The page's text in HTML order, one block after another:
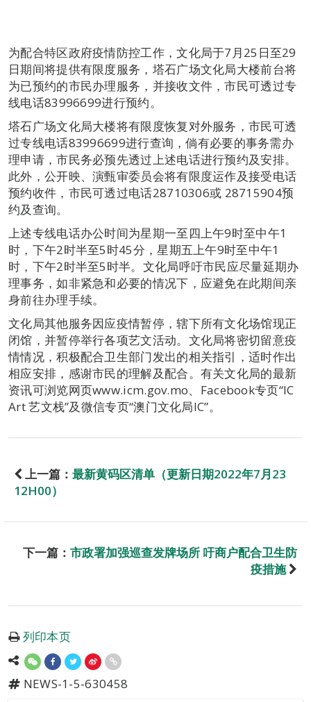
为配合特区政府疫情防控工作，文化局于7月25日至29
日期间将提供有限度服务，塔石广场文化局大楼前台将
为已预约的市民办理服务，并接收文件，市民可透过专
线电话83996699进行预约。
塔石广场文化局大楼将有限度恢复对外服务，市民可透
过专线电话83996699进行查询，倘有必要的事务需办
理申请，市民务必预先透过上述电话进行预约及安排。
此外，公开映、演甄审委员会将有限度运作及接受电话
预约收件，市民可透过电话28710306或 28715904预
约及查询。
上述专线电话办公时间为星期一至四上午9时至中午1
时，下午2时半至5时45分，星期五上午9时至中午1
时，下午2时半至5时半。文化局呼吁市民应尽量延期办
理事务，如非紧急和必要的情况下，应避免在此期间亲
身前往办理手续。
文化局其他服务因应疫情暂停，辖下所有文化场馆现正
闭馆，并暂停举行各项艺文活动。文化局将密切留意疫
情情况，积极配合卫生部门发出的相关指引，适时作出
相应安排，感谢市民的理解及配合。有关文化局的最新
资讯可浏览网页www.icm.gov.mo、Facebook专页“IC
Art 艺文栈”及微信专页“澳门文化局IC”。
上一篇： 最新黄码区清单（更新日期2022年7月23
12H00）
下一篇： 市政署加强巡查发牌场所 吁商户配合卫生防
疫措施
列印本页
NEWS-1-5-630458